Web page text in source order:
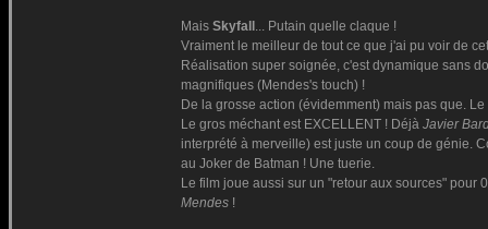
Mais Skyfall ... Putain quelle claque !
Vraiment le meilleur de tout ce que j'ai pu voir de
Réalisation super soignée, c'est dynamique sans
magnifiques (Mendes's touch) !
De la grosse action (évidemment) mais pas que.
Le gros méchant est EXCELLENT ! Déjà Javier
interprété à merveille) est juste un coup de génie.
au Joker de Batman ! Une tuerie.
Le film joue aussi sur un "retour aux sources"
Mendes !